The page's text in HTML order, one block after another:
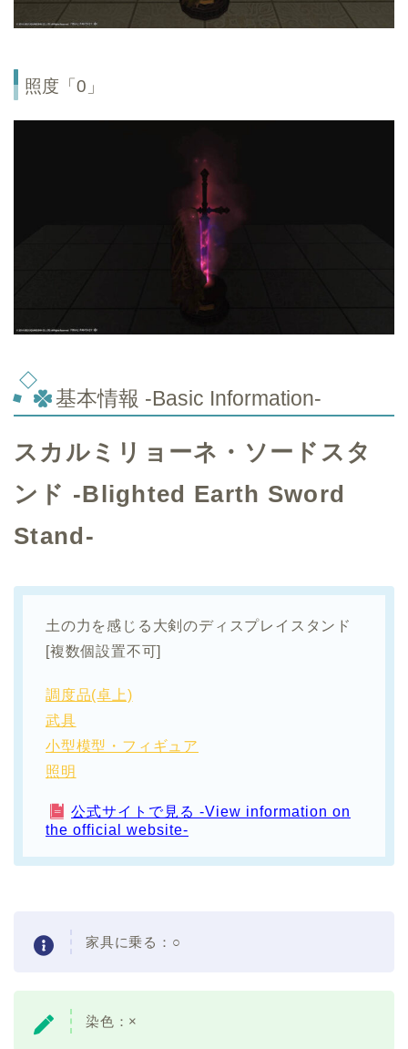
照度「0」
基本情報 -Basic Information-
スカルミリョーネ・ソードスタ
ンド -Blighted Earth Sword
Stand-
土の力を感じる大剣のディスプレイスタンド
[複数個設置不可]
調度品(卓上)
武具
小型模型・フィギュア
照明
公式サイトで見る -View information on
the official website-
家具に乗る：○
染色：×